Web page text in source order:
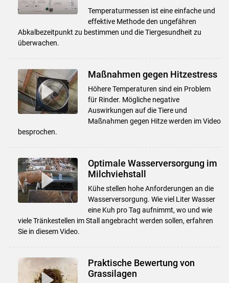
Temperaturmessen ist eine einfache und
effektive Methode den ungefähren
Abkalbezeitpunkt zu bestimmen und die Tiergesundheit zu
überwachen.
Maßnahmen gegen Hitzestress
Höhere Temperaturen sind ein Problem
für Rinder. Mögliche negative
Auswirkungen auf die Tiere und
Maßnahmen gegen Hitze werden im Video
besprochen.
Optimale Wasserversorgung im
Milchviehstall
Kühe stellen hohe Anforderungen an die
Wasserversorgung. Wie viel Liter Wasser
eine Kuh pro Tag aufnimmt, wo und wie
viele Tränkestellen im Stall angebracht werden sollen, erfahren
Sie in diesem Video.
Praktische Bewertung von
Grassilagen